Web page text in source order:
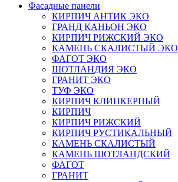
Фасадные панели
КИРПИЧ АНТИК ЭКО
ГРАНД КАНЬОН ЭКО
КИРПИЧ РИЖСКИЙ ЭКО
КАМЕНЬ СКАЛИСТЫЙ ЭКО
ФАГОТ ЭКО
ШОТЛАНДИЯ ЭКО
ГРАНИТ ЭКО
ТУФ ЭКО
КИРПИЧ КЛИНКЕРНЫЙ
КИРПИЧ
КИРПИЧ РИЖСКИЙ
КИРПИЧ РУСТИКАЛЬНЫЙ
КАМЕНЬ СКАЛИСТЫЙ
КАМЕНЬ ШОТЛАНДСКИЙ
ФАГОТ
ГРАНИТ